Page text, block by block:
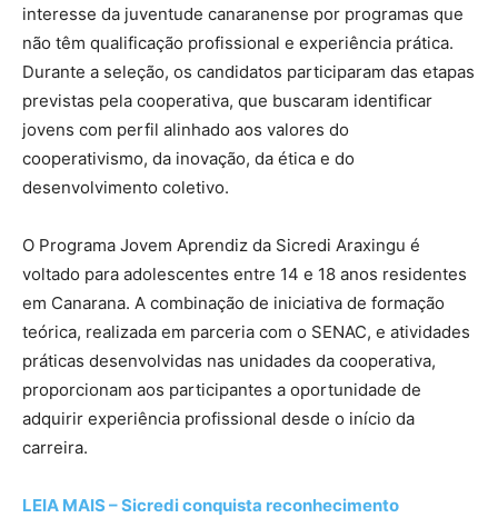
interesse da juventude canaranense por programas que
não têm qualificação profissional e experiência prática.
Durante a seleção, os candidatos participaram das etapas
previstas pela cooperativa, que buscaram identificar
jovens com perfil alinhado aos valores do
cooperativismo, da inovação, da ética e do
desenvolvimento coletivo.
O Programa Jovem Aprendiz da Sicredi Araxingu é
voltado para adolescentes entre 14 e 18 anos residentes
em Canarana. A combinação de iniciativa de formação
teórica, realizada em parceria com o SENAC, e atividades
práticas desenvolvidas nas unidades da cooperativa,
proporcionam aos participantes a oportunidade de
adquirir experiência profissional desde o início da
carreira.
LEIA MAIS – Sicredi conquista reconhecimento